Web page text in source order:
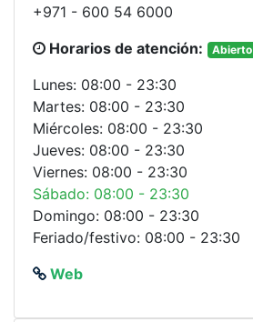
+971 - 600 54 6000
Horarios de atención:
Abierto
Lunes: 08:00 - 23:30
Martes: 08:00 - 23:30
Miércoles: 08:00 - 23:30
Jueves: 08:00 - 23:30
Viernes: 08:00 - 23:30
Sábado: 08:00 - 23:30
Domingo: 08:00 - 23:30
Feriado/festivo: 08:00 - 23:30
Web